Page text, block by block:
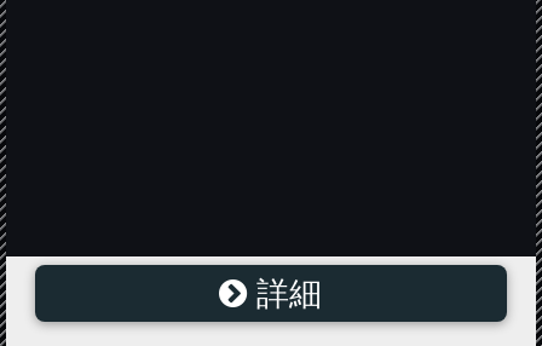
4連アコーディオンIタイプパイプ・ポール立てセット
詳細